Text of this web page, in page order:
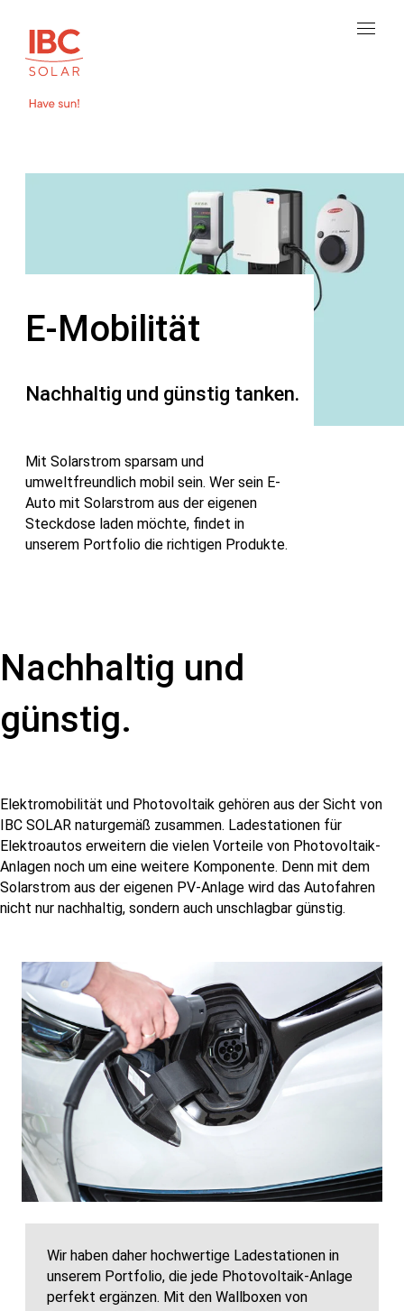
E-Mobilität
Nachhaltig und günstig tanken.
Mit Solarstrom sparsam und
umweltfreundlich mobil sein. Wer sein E-
Auto mit Solarstrom aus der eigenen
Steckdose laden möchte, findet in
unserem Portfolio die richtigen Produkte.
Nachhaltig und
günstig.
Elektromobilität und Photovoltaik gehören aus der Sicht von
IBC SOLAR naturgemäß zusammen. Ladestationen für
Elektroautos erweitern die vielen Vorteile von Photovoltaik-
Anlagen noch um eine weitere Komponente. Denn mit dem
Solarstrom aus der eigenen PV-Anlage wird das Autofahren
nicht nur nachhaltig, sondern auch unschlagbar günstig.
Wir haben daher hochwertige Ladestationen in
unserem Portfolio, die jede Photovoltaik-Anlage
perfekt ergänzen. Mit den Wallboxen von